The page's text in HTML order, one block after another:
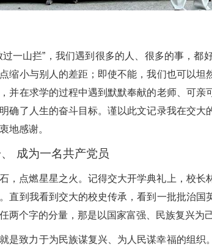
过一山拦”，我们遇到很多的人、很多的事，
缩小与别人的差距；即使不能，我们也可以
并在求学的过程中遇到默默奉献的老师、可
确了人生的奋斗目标。谨以此文记录我在交
地感谢。
成为一名共产党员
，点燃星星之火。记得交大开学典礼上，校
直到我看到交大的校史传承，看到一批批治
两个字的分量，那是以国家富强、民族复兴为己
是致力于为民族谋复兴、为人民谋幸福的组